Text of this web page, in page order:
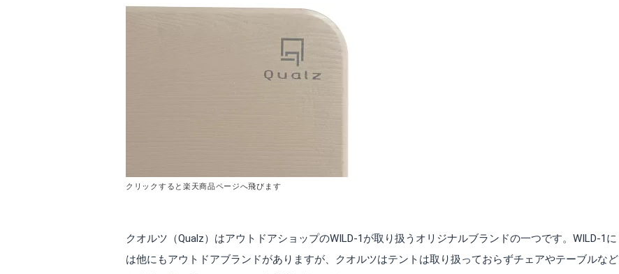
クリックすると楽天商品ページへ飛びます
クオルツ（Qualz）はアウトドアショップのWILD-1が取り扱うオリジナルブランドの一つです。WILD-1に
は他にもアウトドアブランドがありますが、クオルツはテントは取り扱っておらずチェアやテーブルなど